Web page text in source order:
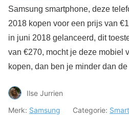
Samsung smartphone, deze
2018 kopen voor een prijs van
in juni 2018 gelanceerd, dit
van €270, mocht je deze mobiel
kopen, dan ben je minder dan
Ilse Jurrien
Merk: Samsung Categorie: